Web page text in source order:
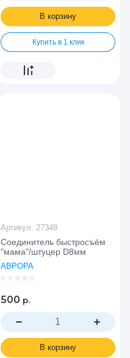
В корзину
Купить в 1 клик
Соединитель быстросъём
"мама"/штуцер D8мм
АВРОРА
Артикул: 27348
500 р.
В корзину